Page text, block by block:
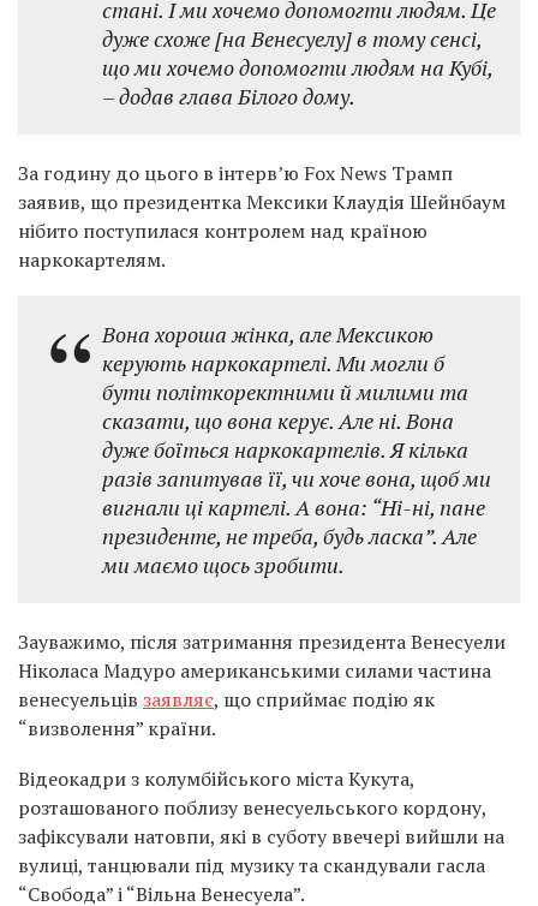
стані. І ми хочемо допомогти людям. Це
дуже схоже [на Венесуелу] в тому сенсі,
що ми хочемо допомогти людям на Кубі,
– додав глава Білого дому.
За годину до цього в інтерв’ю Fox News Трамп
заявив, що президентка Мексики Клаудія Шейнбаум
нібито поступилася контролем над країною
наркокартелям.
Вона хороша жінка, але Мексикою
керують наркокартелі. Ми могли б
бути політкоректними й милими та
сказати, що вона керує. Але ні. Вона
дуже боїться наркокартелів. Я кілька
разів запитував її, чи хоче вона, щоб ми
вигнали ці картелі. А вона: “Ні-ні, пане
президенте, не треба, будь ласка”. Але
ми маємо щось зробити.
Зауважимо, після затримання президента Венесуели
Ніколаса Мадуро американськими силами частина
венесуельців заявляє, що сприймає подію як
“визволення” країни.
Відеокадри з колумбійського міста Кукута,
розташованого поблизу венесуельського кордону,
зафіксували натовпи, які в суботу ввечері вийшли на
вулиці, танцювали під музику та скандували гасла
“Свобода” і “Вільна Венесуела”.